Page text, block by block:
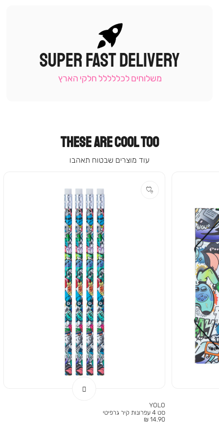
|
תומכי
-
SUPER FAST DELIVERY
משלוחים לכללללל חלקי הארץ
THESE ARE COOL TOO
עוד מוצרים שבטוח תאהבו
YOLO
סט 4 עפרונות קיר גרפיטי
מחיר
14.90 ₪